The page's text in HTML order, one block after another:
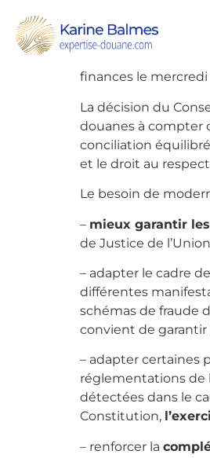
face aux nouvelles
finances le
La décision du
douanes à compter
conciliation
et le droit au
Le besoin de
– mieux garantir
de Justice de
– adapter le cadre
différentes
schémas de fraude
convient de garantir
– adapter certaines
réglementations de
détectées dans le
Constitution,
– renforcer la